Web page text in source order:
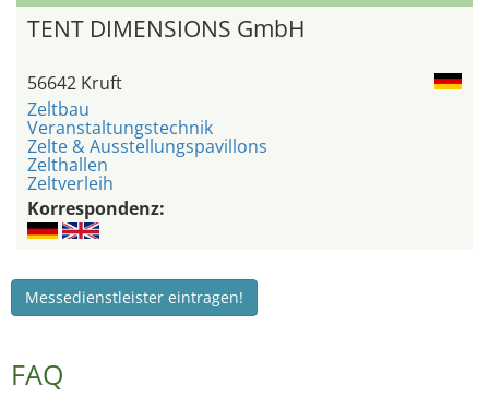
TENT DIMENSIONS GmbH
56642 Kruft
Zeltbau
Veranstaltungstechnik
Zelte & Ausstellungspavillons
Zelthallen
Zeltverleih
Korrespondenz:
Messedienstleister eintragen!
FAQ